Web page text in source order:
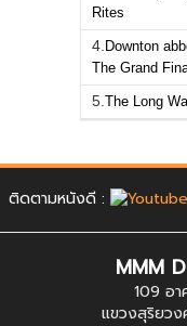
Rites
4. Downton
The Grand
5. The Long
ติดตามหนังดี :
MMM
109 อ
แขวงสุริยว